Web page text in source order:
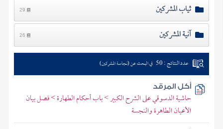
ثياب المشركين 29
آنية المشركين 26
عدد النتائج : 50 في البحث عن (نجاسة المشركين)
أكل المرقد
حاشية الدسوقي على الشرح الكبير > باب أحكام الطهارة > فصل بيان
الأعيان الطاهرة والنجسة